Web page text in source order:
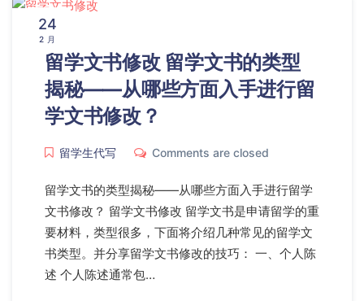
24
2 月
留学文书修改 留学文书的类型
揭秘——从哪些方面入手进行留
学文书修改？
留学生代写 Comments are closed
留学文书的类型揭秘——从哪些方面入手进行留学
文书修改？ 留学文书修改 留学文书是申请留学的重
要材料，类型很多，下面将介绍几种常见的留学文
书类型。并分享留学文书修改的技巧： 一、个人陈
述 个人陈述通常包…